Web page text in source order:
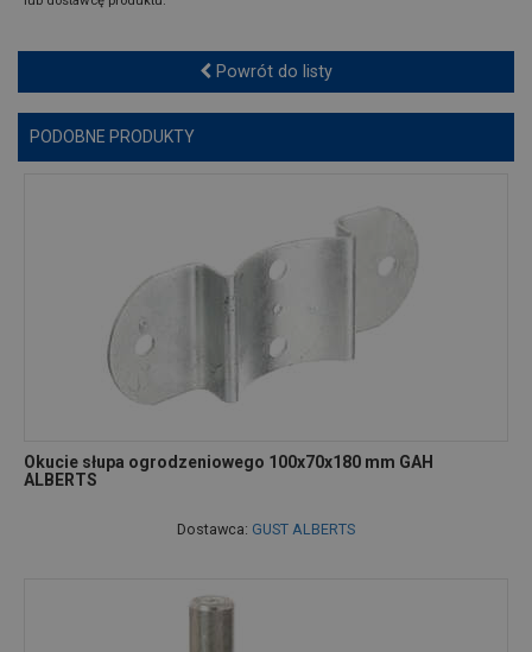
Powrót do listy
PODOBNE PRODUKTY
Okucie słupa ogrodzeniowego 100x70x180 mm GAH
ALBERTS
Dostawca: GUST ALBERTS